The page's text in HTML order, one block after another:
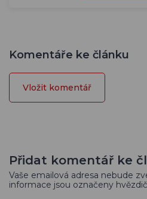
Komentáře ke článku
Vložit komentář
Přidat komentář ke
Vaše emailová adresa nebude
informace jsou označeny